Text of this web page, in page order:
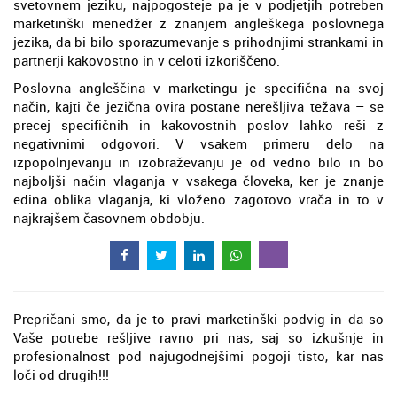
svetovnem jeziku, najpogosteje pa je v podjetjih potreben
marketinški menedžer z znanjem angleškega poslovnega
jezika, da bi bilo sporazumevanje s prihodnjimi strankami in
partnerji kakovostno in v celoti izkoriščeno.
Poslovna angleščina v marketingu je specifična na svoj
način, kajti če jezična ovira postane nerešljiva težava – se
precej specifičnih in kakovostnih poslov lahko reši z
negativnimi odgovori. V vsakem primeru delo na
izpopolnjevanju in izobraževanju je od vedno bilo in bo
najboljši način vlaganja v vsakega človeka, ker je znanje
edina oblika vlaganja, ki vloženo zagotovo vrača in to v
najkrajšem časovnem obdobju.
Prepričani smo, da je to pravi marketinški podvig in da so
Vaše potrebe rešljive ravno pri nas, saj so izkušnje in
profesionalnost pod najugodnejšimi pogoji tisto, kar nas
loči od drugih!!!